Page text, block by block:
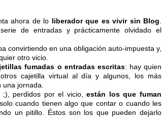
ahora de lo liberador que es vivir sin Blog
de entradas y prácticamente olvidado el
convirtiendo en una obligación auto-impuesta y,
otro vicio.
fumadas o entradas escritas: hay quien
cajetilla virtual al día y algunos, los más
jornada.
;), perdidos por el vicio,están los que fuman
solo cuando tienen algo que contar o cuando les
un pitillo. Éstos son los que pueden dejarlo